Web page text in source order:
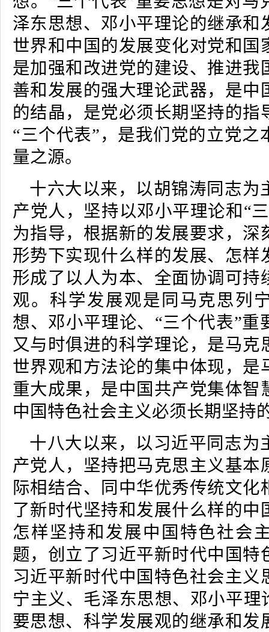
泽东思想、邓小平理论的继承和
世界和中国的发展变化对党和国
是加强和改进党的建设、推进我
善和发展的强大理论武器，是中
的结晶，是党必须长期坚持的指
“三个代表”，是我们党的立党之
量之源。
十六大以来，以胡锦涛同志为
产党人，坚持以邓小平理论和“
为指导，根据新的发展要求，深
形势下实现什么样的发展、怎样
形成了以人为本、全面协调可持
观。科学发展观是同马克思列
想、邓小平理论、“三个代表”重
又与时俱进的科学理论，是马克
世界观和方法论的集中体现，是
重大成果，是中国共产党集体智
中国特色社会主义必须长期坚持
十八大以来，以习近平同志为
产党人，坚持把马克思主义基本
际相结合、同中华优秀传统文化
了新时代坚持和发展什么样的中
怎样坚持和发展中国特色社会
题，创立了习近平新时代中国特
习近平新时代中国特色社会主义
宁主义、毛泽东思想、邓小平理
要思想、科学发展观的继承和发